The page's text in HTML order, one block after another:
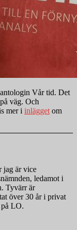
Vår tid. Det
väg. Och
mer i inläggetom
jag är vice
ledamot i
Tyvärr är
över 30 år i privat
LO.